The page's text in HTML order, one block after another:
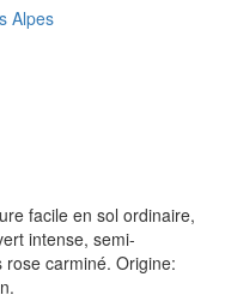
Alpes
facile en sol ordinaire,
intense, semi-
carminé. Origine: